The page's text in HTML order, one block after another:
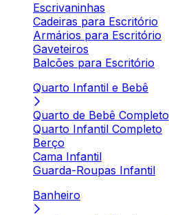
Escrivaninhas
Cadeiras para Escritório
Armários para Escritório
Gaveteiros
Balcões para Escritório
Quarto Infantil e Bebê
Quarto de Bebê Completo
Quarto Infantil Completo
Berço
Cama Infantil
Guarda-Roupas Infantil
Banheiro